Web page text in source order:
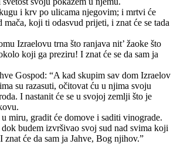
i krv po ulicama njegovim; i mrtvi će
mača, koji ti odasvud prijeti, i znat će se tada
Izraelovu trna što ranjava nit’ žaoke što
koji ga preziru! I znat će se da sam ja
Gospod: “A kad skupim sav dom Izraelov
su razasuti, očitovat ću u njima svoju
I nastanit će se u svojoj zemlji što je
miru, gradit će domove i saditi vinograde.
budem izvršivao svoj sud nad svima koji
će da sam ja Jahve, Bog njihov.”